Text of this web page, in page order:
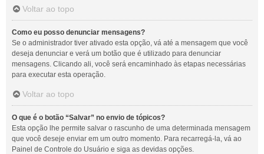
Voltar ao topo
Como eu posso denunciar mensagens?
Se o administrador tiver ativado esta opção, vá até a mensagem que você
deseja denunciar e verá um botão que é utilizado para denunciar
mensagens. Clicando ali, você será encaminhado às etapas necessárias
para executar esta operação.
Voltar ao topo
O que é o botão “Salvar” no envio de tópicos?
Esta opção lhe permite salvar o rascunho de uma determinada mensagem
que você deseje enviar em um outro momento. Para recarregá-la, vá ao
Painel de Controle do Usuário e siga as devidas opções.